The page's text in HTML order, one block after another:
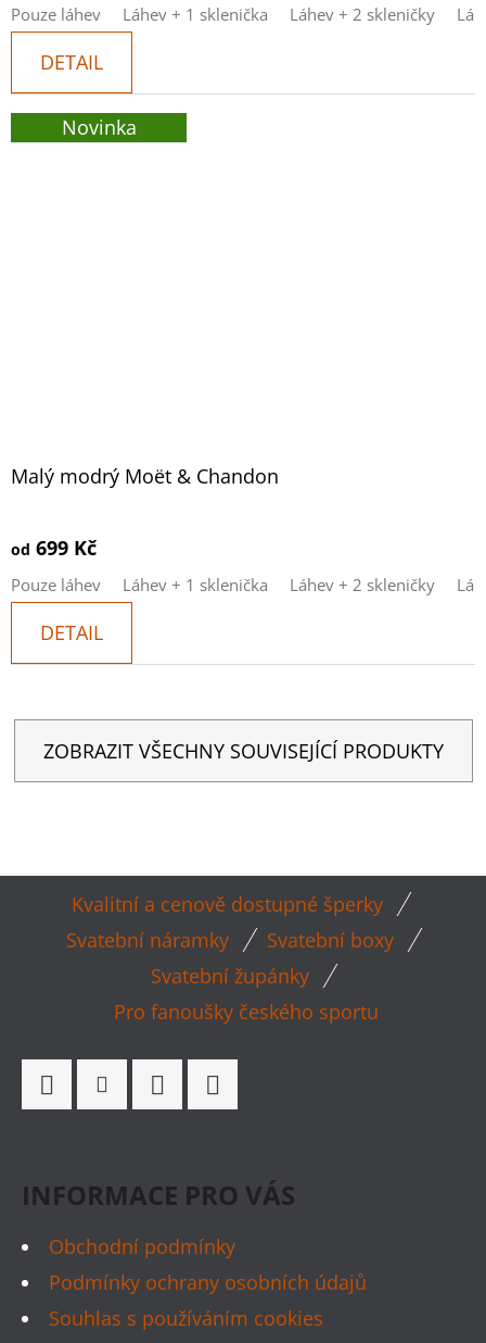
Pouze láhev Láhev + 1 sklenička Láhev + 2 skleničky
DETAIL
Novinka
Malý modrý Moët & Chandon
od 699 Kč
Pouze láhev Láhev + 1 sklenička Láhev + 2 skleničky
DETAIL
ZOBRAZIT VŠECHNY SOUVISEJÍCÍ PRODUKTY
Kvalitní a cenově dostupné šperky
Svatební náramky
Svatební boxy
Svatební župánky
Pro fanoušky českého sportu
INFORMACE PRO VÁS
Obchodní podmínky
Podmínky ochrany osobních údajů
Souhlas s používáním cookies